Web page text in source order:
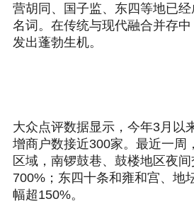
营胡同、国子监、东四等地已经
名词。在传统与现代融合并存
发出蓬勃生机。
大众点评数据显示，今年3月以
增商户数接近300家。最近一周
区域，南锣鼓巷、鼓楼地区夜
700%；东四十条和雍和宫、地
幅超150%。